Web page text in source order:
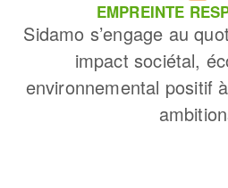
EMPREINTE
Sidamo s’engage au
impact sociétal,
environnemental positif